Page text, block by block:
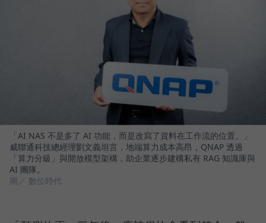
「AI NAS 不是多了 AI 功能，而是改寫了資料在工作流的位置。」
威聯通科技總經理劉文義坦言，地端算力成本高昂，QNAP 透過
「算力分級」與開放模型架構，助企業逐步建構私有 RAG 知識庫與
AI 團隊。
圖／ 數位時代